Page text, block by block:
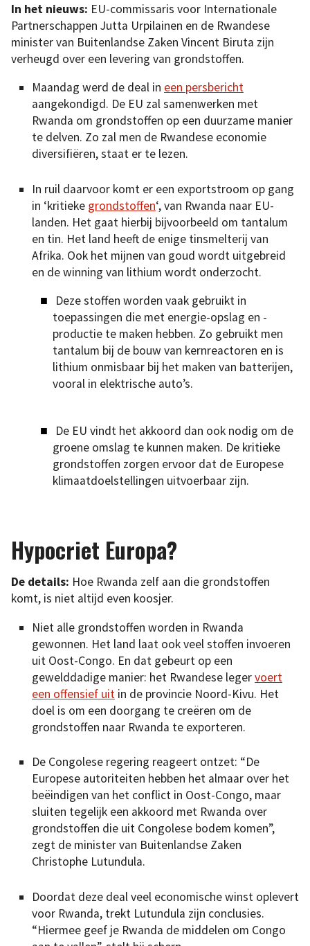
In het nieuws: EU-commissaris voor Internationale
Partnerschappen Jutta Urpilainen en de Rwandese
minister van Buitenlandse Zaken Vincent Biruta zijn
verheugd over een levering van grondstoffen.
Maandag werd de deal in een persbericht
aangekondigd. De EU zal samenwerken met
Rwanda om grondstoffen op een duurzame manier
te delven. Zo zal men de Rwandese economie
diversifiëren, staat er te lezen.
In ruil daarvoor komt er een exportstroom op gang
in ‘kritieke grondstoffen‘, van Rwanda naar EU-
landen. Het gaat hierbij bijvoorbeeld om tantalum
en tin. Het land heeft de enige tinsmelterij van
Afrika. Ook het mijnen van goud wordt uitgebreid
en de winning van lithium wordt onderzocht.
Deze stoffen worden vaak gebruikt in
toepassingen die met energie-opslag en -
productie te maken hebben. Zo gebruikt men
tantalum bij de bouw van kernreactoren en is
lithium onmisbaar bij het maken van batterijen,
vooral in elektrische auto’s.
De EU vindt het akkoord dan ook nodig om de
groene omslag te kunnen maken. De kritieke
grondstoffen zorgen ervoor dat de Europese
klimaatdoelstellingen uitvoerbaar zijn.
Hypocriet Europa?
De details: Hoe Rwanda zelf aan die grondstoffen
komt, is niet altijd even koosjer.
Niet alle grondstoffen worden in Rwanda
gewonnen. Het land laat ook veel stoffen invoeren
uit Oost-Congo. En dat gebeurt op een
gewelddadige manier: het Rwandese legervoert
een offensief uit in de provincie Noord-Kivu. Het
doel is om een doorgang te creëren om de
grondstoffen naar Rwanda te exporteren.
De Congolese regering reageert ontzet: “De
Europese autoriteiten hebben het almaar over het
beëindigen van het conflict in Oost-Congo, maar
sluiten tegelijk een akkoord met Rwanda over
grondstoffen die uit Congolese ­bodem komen”,
zegt de minister van Buitenlandse Zaken
Christophe ­Lutundula.
Doordat deze deal veel economische winst oplevert
voor Rwanda, trekt Lutundula zijn conclusies.
“Hiermee geef je Rwanda de middelen om Congo